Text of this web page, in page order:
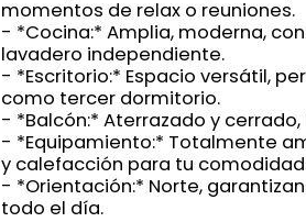
momentos de relax o reuniones.
- *Cocina:* Amplia, moderna,
lavadero independiente.
- *Escritorio:* Espacio versátil,
como tercer dormitorio.
- *Balcón:* Aterrazado y
- *Equipamiento:* Totalmente
y calefacción para tu
- *Orientación:* Norte,
todo el día.